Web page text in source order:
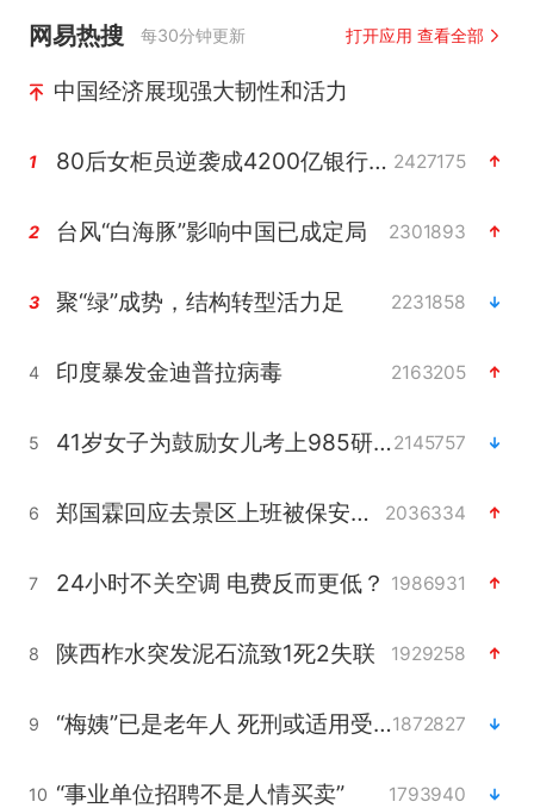
网易热搜 每30分钟更新 打开应用 查看全部
中国经济展现强大韧性和活力
1 80后女柜员逆袭成4200亿银行副行长 2427175
2 台风“白海豚”影响中国已成定局 2301893
3 聚“绿”成势，结构转型活力足 2231858
4 印度暴发金迪普拉病毒 2163205
5 41岁女子为鼓励女儿考上985研究生2145757
6 郑国霖回应去景区上班被保安拦下 2036334
7 24小时不关空调 电费反而更低？ 1986931
8 陕西柞水突发泥石流致1死2失联 1929258
9 “梅姨”已是老年人 死刑或适用受限1872827
10 “事业单位招聘不是人情买卖” 1793940